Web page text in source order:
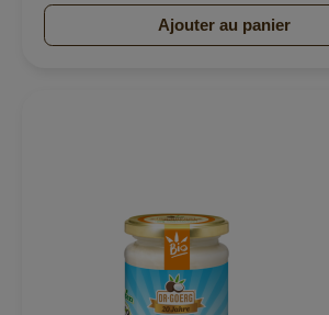
Ajouter au panier